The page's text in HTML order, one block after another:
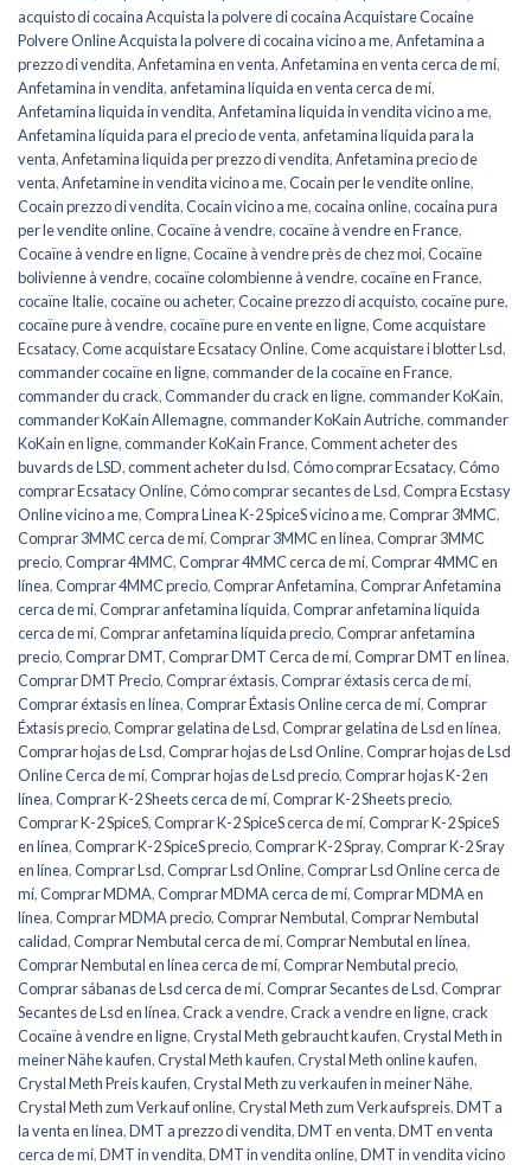
acquisto di cocaina Acquista la polvere di cocaina Acquistare Cocaine
Polvere Online Acquista la polvere di cocaina vicino a me,Anfetamina a
prezzo di vendita,Anfetamina en venta,Anfetamina en venta cerca de mí,
Anfetamina in vendita, anfetamina líquida en venta cerca de mí,
Anfetamina liquida in vendita,Anfetamina liquida in vendita vicino a me,
Anfetamina líquida para el precio de venta, anfetamina líquida para la
venta,Anfetamina liquida per prezzo di vendita,Anfetamina precio de
venta,Anfetamine in vendita vicino a me,Cocain per le vendite online,
Cocain prezzo di vendita,Cocain vicino a me,cocaina online,cocaina pura
per le vendite online,Cocaïne à vendre,cocaïne à vendre en France,
Cocaïne à vendre en ligne,Cocaïne à vendre près de chez moi,Cocaïne
bolivienne à vendre,cocaïne colombienne à vendre,cocaïne en France,
cocaïne Italie,cocaïne ou acheter,Cocaine prezzo di acquisto,cocaïne pure,
cocaïne pure à vendre,cocaïne pure en vente en ligne,Come acquistare
Ecsatacy,Come acquistare Ecsatacy Online,Come acquistare i blotter Lsd,
commander cocaïne en ligne,commander de la cocaïne en France,
commander du crack,Commander du crack en ligne,commander KoKain,
commander KoKain Allemagne,commander KoKain Autriche,commander
KoKain en ligne,commander KoKain France,Comment acheter des
buvards de LSD,comment acheter du lsd,Cómo comprar Ecsatacy,Cómo
comprar Ecsatacy Online,Cómo comprar secantes de Lsd,Compra Ecstasy
Online vicino a me,Compra Linea K-2 SpiceS vicino a me,Comprar 3MMC,
Comprar 3MMC cerca de mí,Comprar 3MMC en línea,Comprar 3MMC
precio,Comprar 4MMC,Comprar 4MMC cerca de mí,Comprar 4MMC en
línea,Comprar 4MMC precio,Comprar Anfetamina,Comprar Anfetamina
cerca de mí,Comprar anfetamina líquida,Comprar anfetamina líquida
cerca de mí,Comprar anfetamina líquida precio,Comprar anfetamina
precio,Comprar DMT,Comprar DMT Cerca de mí,Comprar DMT en línea,
Comprar DMT Precio,Comprar éxtasis,Comprar éxtasis cerca de mí,
Comprar éxtasis en línea,Comprar Éxtasis Online cerca de mí,Comprar
Éxtasis precio,Comprar gelatina de Lsd,Comprar gelatina de Lsd en línea,
Comprar hojas de Lsd,Comprar hojas de Lsd Online,Comprar hojas de Lsd
Online Cerca de mí,Comprar hojas de Lsd precio,Comprar hojas K-2 en
línea,Comprar K-2 Sheets cerca de mí,Comprar K-2 Sheets precio,
Comprar K-2 SpiceS,Comprar K-2 SpiceS cerca de mí,Comprar K-2 SpiceS
en línea,Comprar K-2 SpiceS precio,Comprar K-2 Spray,Comprar K-2 Sray
en línea,Comprar Lsd,Comprar Lsd Online,Comprar Lsd Online cerca de
mí,Comprar MDMA,Comprar MDMA cerca de mí,Comprar MDMA en
línea,Comprar MDMA precio,Comprar Nembutal,Comprar Nembutal
calidad,Comprar Nembutal cerca de mí,Comprar Nembutal en línea,
Comprar Nembutal en línea cerca de mí,Comprar Nembutal precio,
Comprar sábanas de Lsd cerca de mí,Comprar Secantes de Lsd,Comprar
Secantes de Lsd en línea,Crack a vendre,Crack a vendre en ligne,crack
Cocaïne à vendre en ligne,Crystal Meth gebraucht kaufen,Crystal Meth in
meiner Nähe kaufen,Crystal Meth kaufen,Crystal Meth online kaufen,
Crystal Meth Preis kaufen,Crystal Meth zu verkaufen in meiner Nähe,
Crystal Meth zum Verkauf online,Crystal Meth zum Verkaufspreis,DMT a
la venta en línea,DMT a prezzo di vendita,DMT en venta,DMT en venta
cerca de mí,DMT in vendita,DMT in vendita online,DMT in vendita vicino